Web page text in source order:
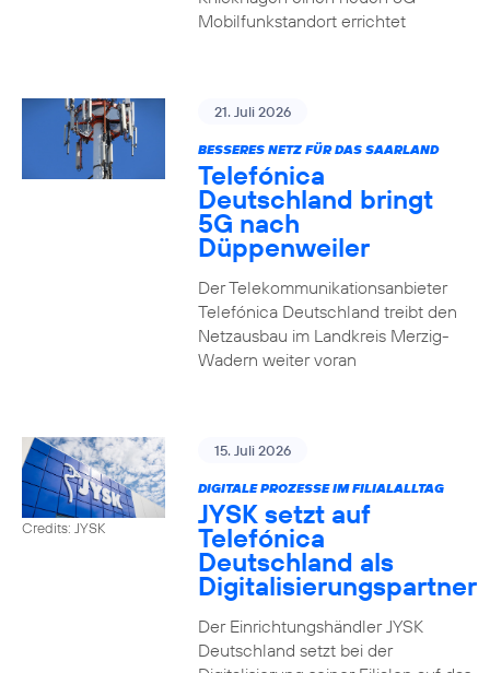
Mobilfunkstandort errichtet
21. Juli 2026
BESSERES NETZ FÜR DAS SAARLAND
Telefónica
Deutschland bringt
5G nach
Düppenweiler
Der Telekommunikationsanbieter
Telefónica Deutschland treibt den
Netzausbau im Landkreis Merzig-
Wadern weiter voran
Credits: JYSK
15. Juli 2026
DIGITALE PROZESSE IM FILIALALLTAG
JYSK setzt auf
Telefónica
Deutschland als
Digitalisierungspartner
Der Einrichtungshändler JYSK
Deutschland setzt bei der